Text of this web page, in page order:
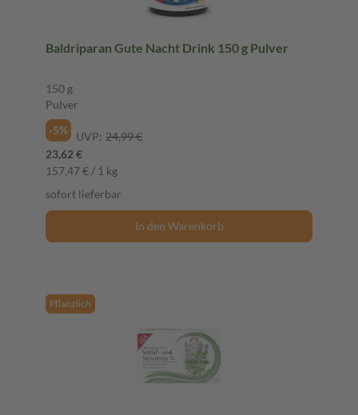
Baldriparan Gute Nacht Drink 150 g Pulver
150 g
Pulver
-5%
UVP: 24,99 €
23,62 €
157,47 € / 1 kg
sofort lieferbar
In den Warenkorb
Pflanzlich